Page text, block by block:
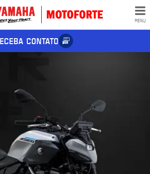
MENU
CONTATO